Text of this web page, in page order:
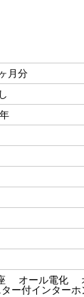
月分
ール電化 オ
ー付インター